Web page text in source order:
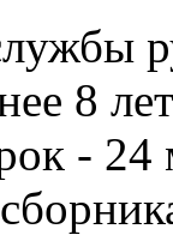
8
- 24